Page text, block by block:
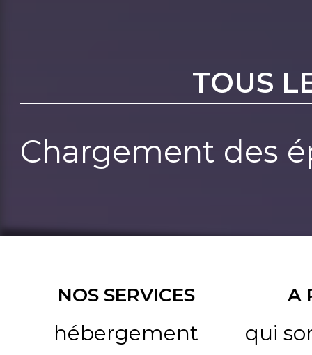
TOUS
Chargement des
NOS SERVICES
hébergement
A
qui